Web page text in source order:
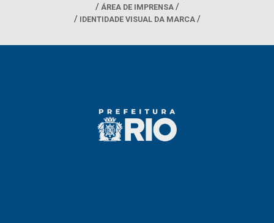
ÁREA DE IMPRENSA
IDENTIDADE VISUAL DA MARCA